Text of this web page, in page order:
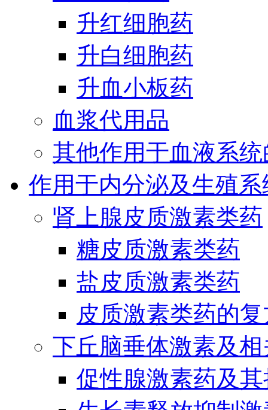
升红细胞药
升白细胞药
升血小板药
血浆代用品
其他作用于血液系
作用于内分泌及生殖
肾上腺皮质激素类药
糖皮质激素类药
盐皮质激素类药
皮质激素类药的
下丘脑垂体激素及
促性腺激素药及